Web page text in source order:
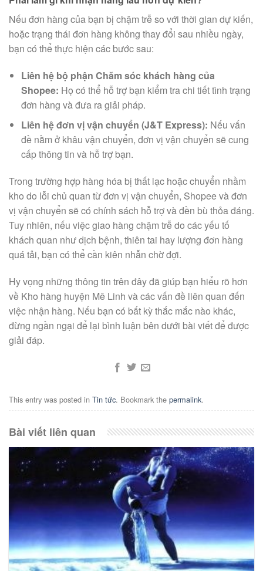
Nếu đơn hàng của bạn bị chậm trễ so với thời gian dự kiến,
hoặc trạng thái đơn hàng không thay đổi sau nhiều ngày,
bạn có thể thực hiện các bước sau:
Liên hệ bộ phận Chăm sóc khách hàng của
Shopee: Họ có thể hỗ trợ bạn kiểm tra chi tiết tình trạng
đơn hàng và đưa ra giải pháp.
Liên hệ đơn vị vận chuyển (J&T Express): Nếu vấn
đề nằm ở khâu vận chuyển, đơn vị vận chuyển sẽ cung
cấp thông tin và hỗ trợ bạn.
Trong trường hợp hàng hóa bị thất lạc hoặc chuyển nhầm
kho do lỗi chủ quan từ đơn vị vận chuyển, Shopee và đơn
vị vận chuyển sẽ có chính sách hỗ trợ và đền bù thỏa đáng.
Tuy nhiên, nếu việc giao hàng chậm trễ do các yếu tố
khách quan như dịch bệnh, thiên tai hay lượng đơn hàng
quá tải, bạn có thể cần kiên nhẫn chờ đợi.
Hy vọng những thông tin trên đây đã giúp bạn hiểu rõ hơn
về Kho hàng huyện Mê Linh và các vấn đề liên quan đến
việc nhận hàng. Nếu bạn có bất kỳ thắc mắc nào khác,
đừng ngần ngại để lại bình luận bên dưới bài viết để được
giải đáp.
This entry was posted in Tin tức. Bookmark the permalink.
Bài viết liên quan